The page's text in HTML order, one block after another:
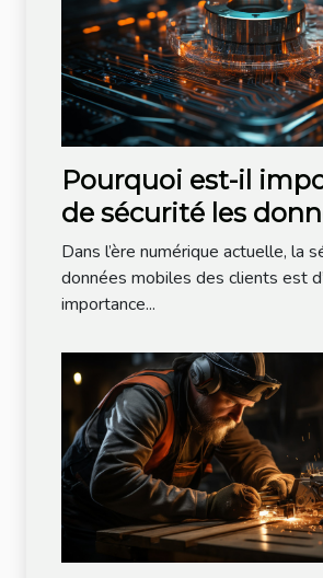
Pourquoi est-il
de sécurité les
mobiles de vos
Dans l’ère numérique actuelle, la
données mobiles des clients est
importance...